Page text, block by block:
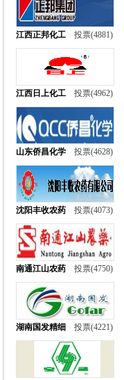
江西正邦化工 投票(4881)
江西日上化工 投票(4962)
山东侨昌化学 投票(4628)
沈阳丰收农药 投票(4073)
南通江山农药 投票(4750)
湖南国发精细 投票(4221)